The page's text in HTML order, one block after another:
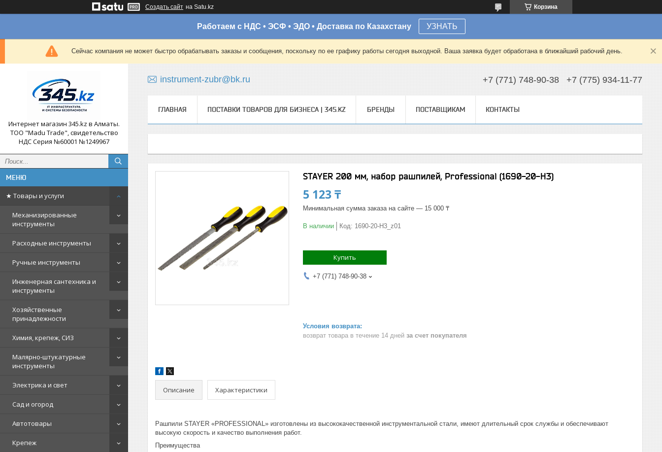
Создать сайт на Satu.kz Корзина
Работаем с НДС • ЭСФ • ЭДО • Доставка по Казахстану УЗНАТЬ
Сейчас компания не может быстро обрабатывать заказы и сообщения, поскольку по ее графику работы сегодня выходной. Ваша заявка будет обработана в ближайший рабочий день.
Интернет магазин 345.kz в Алматы.
ТОО "Madu Trade", свидетельство
НДС Серия №60001 №1249967
★ Товары и услуги
Механизированные
инструменты
Расходные инструменты
Ручные инструменты
Инженерная сантехника и
инструменты
Хозяйственные
принадлежности
Химия, крепеж, СИЗ
Малярно-штукатурные
инструменты
Электрика и свет
Сад и огород
Автотовары
Крепеж
instrument-zubr@bk.ru +7 (771) 748-90-38 +7 (775) 934-11-77
ГЛАВНАЯ ПОСТАВКИ ТОВАРОВ ДЛЯ БИЗНЕСА | 345.KZ БРЕНДЫ ПОСТАВЩИКАМ КОНТАКТЫ
STAYER 200 мм, набор рашпилей, Professional (1690-20-H3)
5 123 ₸
Минимальная сумма заказа на сайте — 15 000 ₸
В наличии Код: 1690-20-H3_z01
Купить
+7 (771) 748-90-38
возврат товара в течение 14 дней за счет покупателя
Описание Характеристики
Рашпили STAYER «PROFESSIONAL» изготовлены из высококачественной инструментальной стали, имеют длительный срок службы и обеспечивают
высокую скорость и качество выполнения работ.
Преимущества